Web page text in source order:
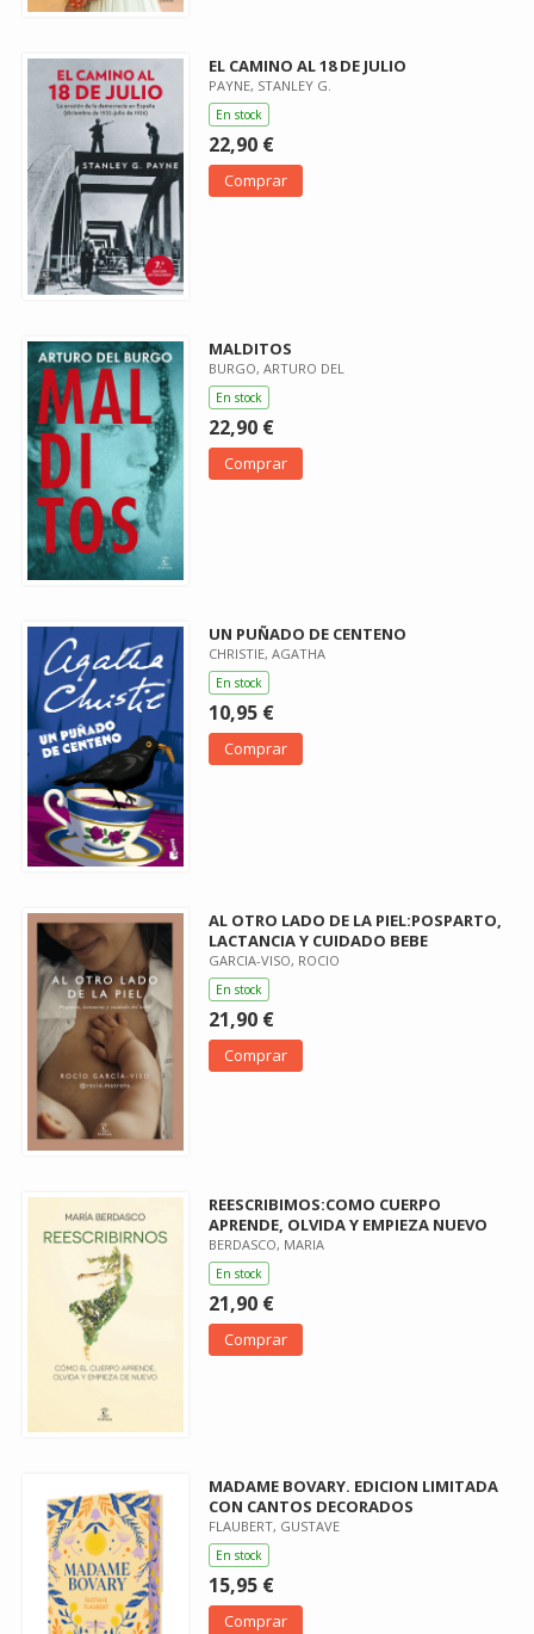
EL CAMINO AL 18 DE JULIO
PAYNE, STANLEY G.
En stock
22,90 €
Comprar
MALDITOS
BURGO, ARTURO DEL
En stock
22,90 €
Comprar
UN PUÑADO DE CENTENO
CHRISTIE, AGATHA
En stock
10,95 €
Comprar
AL OTRO LADO DE LA PIEL:POSPARTO,
LACTANCIA Y CUIDADO BEBE
GARCIA-VISO, ROCIO
En stock
21,90 €
Comprar
REESCRIBIMOS:COMO CUERPO
APRENDE, OLVIDA Y EMPIEZA NUEVO
BERDASCO, MARIA
En stock
21,90 €
Comprar
MADAME BOVARY. EDICION LIMITADA
CON CANTOS DECORADOS
FLAUBERT, GUSTAVE
En stock
15,95 €
Comprar